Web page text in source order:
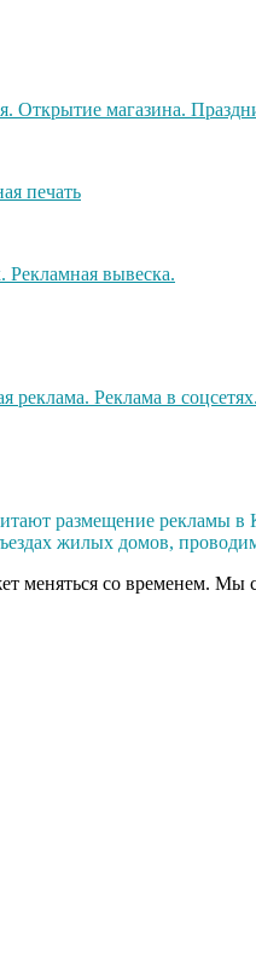
размещение рекламы в
жилых домов,
меняться со временем.